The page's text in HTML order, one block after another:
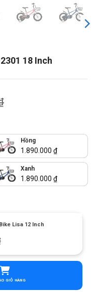
18 Inch
Hồng
1.890.000 ₫
Xanh
1.890.000 ₫
Lisa 12 Inch
số lượng
GIỎ HÀNG